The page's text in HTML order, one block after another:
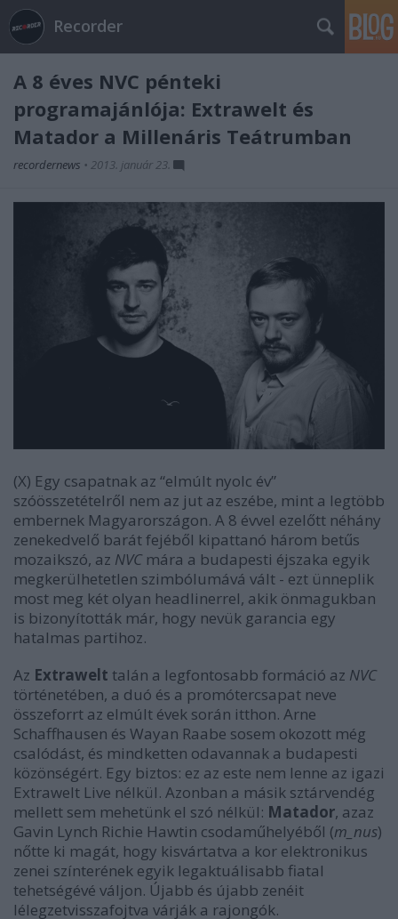
Recorder
A 8 éves NVC pénteki
programajánlója: Extrawelt és
Matador a Millenáris Teátrumban
recordernews • 2013. január 23.
(X) Egy csapatnak az “elmúlt nyolc év”
szóösszetételről nem az jut az eszébe, mint a legtöbb
embernek Magyarországon. A 8 évvel ezelőtt néhány
zenekedvelő barát fejéből kipattanó három betűs
mozaikszó, az NVC mára a budapesti éjszaka egyik
megkerülhetetlen szimbólumává vált - ezt ünneplik
most meg két olyan headlinerrel, akik önmagukban
is bizonyították már, hogy nevük garancia egy
hatalmas partihoz.
Az Extrawelt talán a legfontosabb formáció az NVC
történetében, a duó és a promótercsapat neve
összeforrt az elmúlt évek során itthon. Arne
Schaffhausen és Wayan Raabe sosem okozott még
csalódást, és mindketten odavannak a budapesti
közönségért. Egy biztos: ez az este nem lenne az igazi
Extrawelt Live nélkül. Azonban a másik sztárvendég
mellett sem mehetünk el szó nélkül: Matador, azaz
Gavin Lynch Richie Hawtin csodaműhelyéből (m_nus)
nőtte ki magát, hogy kisvártatva a kor elektronikus
zenei színterének egyik legaktuálisabb fiatal
tehetségévé váljon. Újabb és újabb zenéit
lélegzetvisszafojtva várják a rajongók.